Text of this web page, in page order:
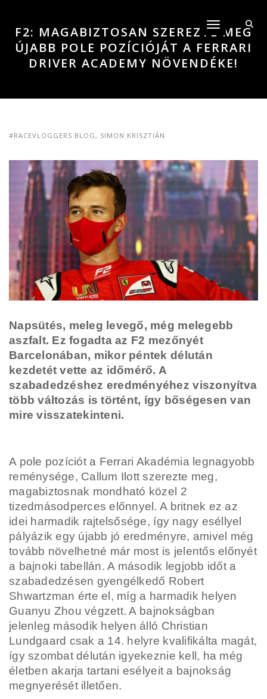
Toggle
F2: MAGABIZTOSAN SZEREZTE MEG
ÚJABB POLE POZÍCIÓJÁT A FERRARI
DRIVER ACADEMY NÖVENDÉKE!
#RACEVLOGGERS BLOG, SIMON KRISZTIÁN
Napsütés, meleg levegő, még melegebb
aszfalt. Ez fogadta az F2 mezőnyét
Barcelonában, mikor péntek délután
kezdetét vette az időmérő. A
szabadedzéshez eredményéhez viszonyítva
több változás is történt, így bőségesen van
mire visszatekinteni.
A pole pozíciót a Ferrari Akadémia legnagyobb
reménysége, Callum Ilott szerezte meg,
magabiztosnak mondható közel 2
tizedmásodperces előnnyel. A britnek ez az
idei harmadik rajtelsősége, így nagy eséllyel
pályázik egy újabb jó eredményre, amivel még
tovább növelhetné már most is jelentős előnyét
a bajnoki tabellán. A második legjobb időt a
szabadedzésen gyengélkedő Robert
Shwartzman érte el, míg a harmadik helyen
Guanyu Zhou végzett.A bajnokságban
jelenleg második helyen álló Christian
Lundgaard csak a 14. helyre kvalifikálta magát,
így szombat délután igyekeznie kell, ha még
életben akarja tartani esélyeit a bajnokság
megnyerését illetően.